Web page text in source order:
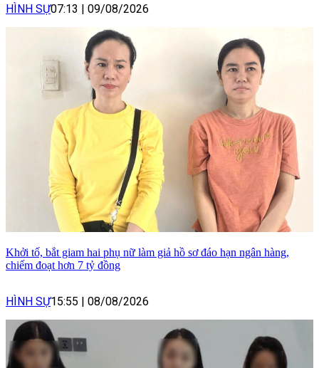
HÌNH SỰ07:13 | 09/08/2026
Khởi tố, bắt giam hai phụ nữ làm giả hồ sơ đáo hạn ngân hàng,
chiếm đoạt hơn 7 tỷ đồng
HÌNH SỰ15:55 | 08/08/2026